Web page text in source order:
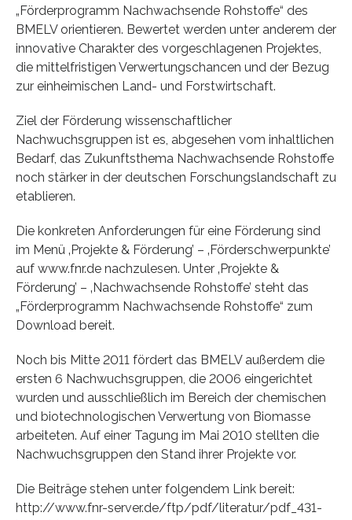
„Förderprogramm Nachwachsende Rohstoffe“ des
BMELV orientieren. Bewertet werden unter anderem der
innovative Charakter des vorgeschlagenen Projektes,
die mittelfristigen Verwertungschancen und der Bezug
zur einheimischen Land- und Forstwirtschaft.
Ziel der Förderung wissenschaftlicher
Nachwuchsgruppen ist es, abgesehen vom inhaltlichen
Bedarf, das Zukunftsthema Nachwachsende Rohstoffe
noch stärker in der deutschen Forschungslandschaft zu
etablieren.
Die konkreten Anforderungen für eine Förderung sind
im Menü ‚Projekte & Förderung’ – ‚Förderschwerpunkte’
auf www.fnr.de nachzulesen. Unter ‚Projekte &
Förderung’ – ‚Nachwachsende Rohstoffe’ steht das
„Förderprogramm Nachwachsende Rohstoffe“ zum
Download bereit.
Noch bis Mitte 2011 fördert das BMELV außerdem die
ersten 6 Nachwuchsgruppen, die 2006 eingerichtet
wurden und ausschließlich im Bereich der chemischen
und biotechnologischen Verwertung von Biomasse
arbeiteten. Auf einer Tagung im Mai 2010 stellten die
Nachwuchsgruppen den Stand ihrer Projekte vor.
Die Beiträge stehen unter folgendem Link bereit:
http://www.fnr-server.de/ftp/pdf/literatur/pdf_431-